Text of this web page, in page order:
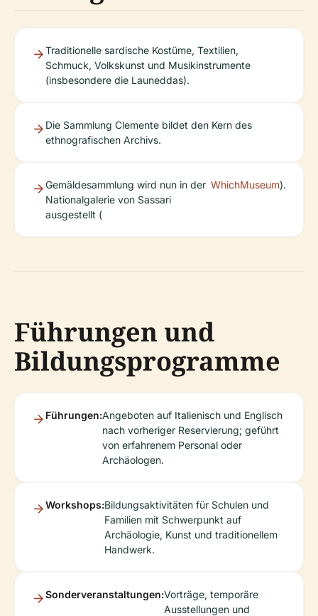
Traditionelle sardische Kostüme, Textilien,
Schmuck, Volkskunst und Musikinstrumente
(insbesondere die Launeddas).
Die Sammlung Clemente bildet den Kern des
ethnografischen Archivs.
Gemäldesammlung wird nun in der
Nationalgalerie von Sassari
ausgestellt (
WhichMuseum).
Führungen und
Bildungsprogramme
Führungen:Angeboten auf Italienisch und Englisch
nach vorheriger Reservierung; geführt
von erfahrenem Personal oder
Archäologen.
Workshops:Bildungsaktivitäten für Schulen und
Familien mit Schwerpunkt auf
Archäologie, Kunst und traditionellem
Handwerk.
Sonderveranstaltungen:Vorträge, temporäre
Ausstellungen und